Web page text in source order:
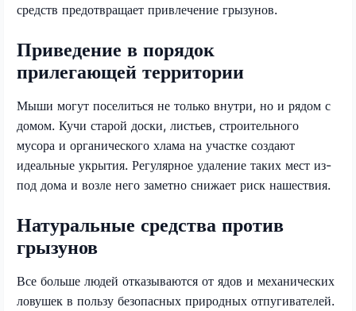
средств предотвращает привлечение грызунов.
Приведение в порядок
прилегающей территории
Мыши могут поселиться не только внутри, но и рядом с
домом. Кучи старой доски, листьев, строительного
мусора и органического хлама на участке создают
идеальные укрытия. Регулярное удаление таких мест из-
под дома и возле него заметно снижает риск нашествия.
Натуральные средства против
грызунов
Все больше людей отказываются от ядов и механических
ловушек в пользу безопасных природных отпугивателей.